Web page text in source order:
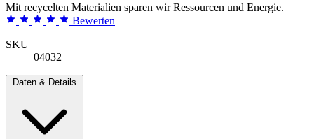
Mit recycelten Materialien sparen wir Ressourcen und Energie.
Bewerten
SKU
04032
Daten & Details